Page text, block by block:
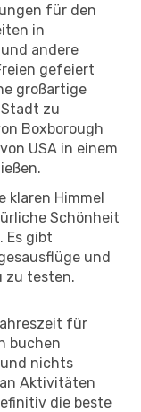
für den
in
andere
gefeiert
großartige
zu
Boxborough
USA in einem
klaren Himmel
Schönheit
Es gibt
und
zu testen.
für
buchen
und nichts
Aktivitäten
die beste